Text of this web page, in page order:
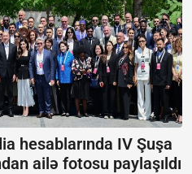
hesablarında IV Şuşa
ailə fotosu paylaşıldı